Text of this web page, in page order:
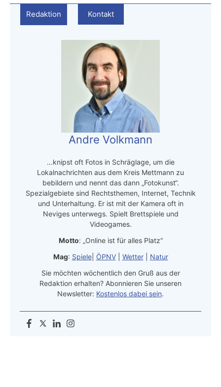
Redaktion Kontakt
Andre Volkmann
…knipst oft Fotos in Schräglage, um die
Lokalnachrichten aus dem Kreis Mettmann zu
bebildern und nennt das dann „Fotokunst“.
Spezialgebiete sind Rechtsthemen, Internet, Technik
und Unterhaltung. Er ist mit der Kamera oft in
Neviges unterwegs. Spielt Brettspiele und
Videogames.
Motto: „Online ist für alles Platz“
Mag: Spiele| ÖPNV| Wetter| Natur
Sie möchten wöchentlich den Gruß aus der
Redaktion erhalten? Abonnieren Sie unseren
Newsletter: Kostenlos dabei sein.